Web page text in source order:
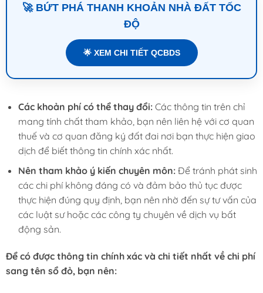
🚀 BỨT PHÁ THANH KHOẢN NHÀ ĐẤT TỐC
ĐỘ
🌟 XEM CHI TIẾT QCBDS
Các khoản phí có thể thay đổi:Các thông tin trên chỉ
mang tính chất tham khảo, bạn nên liên hệ với cơ quan
thuế và cơ quan đăng ký đất đai nơi bạn thực hiện giao
dịch để biết thông tin chính xác nhất.
Nên tham khảo ý kiến chuyên môn:Để tránh phát sinh
các chi phí không đáng có và đảm bảo thủ tục được
thực hiện đúng quy định, bạn nên nhờ đến sự tư vấn của
các luật sư hoặc các công ty chuyên về dịch vụ bất
động sản.
Để có được thông tin chính xác và chi tiết nhất về chi phí
sang tên sổ đỏ, bạn nên: